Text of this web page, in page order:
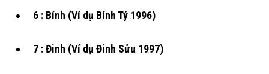
6 : Bính (Ví dụ Bính Tý 1996)
7 : Đinh (Ví dụ Đinh Sửu 1997)